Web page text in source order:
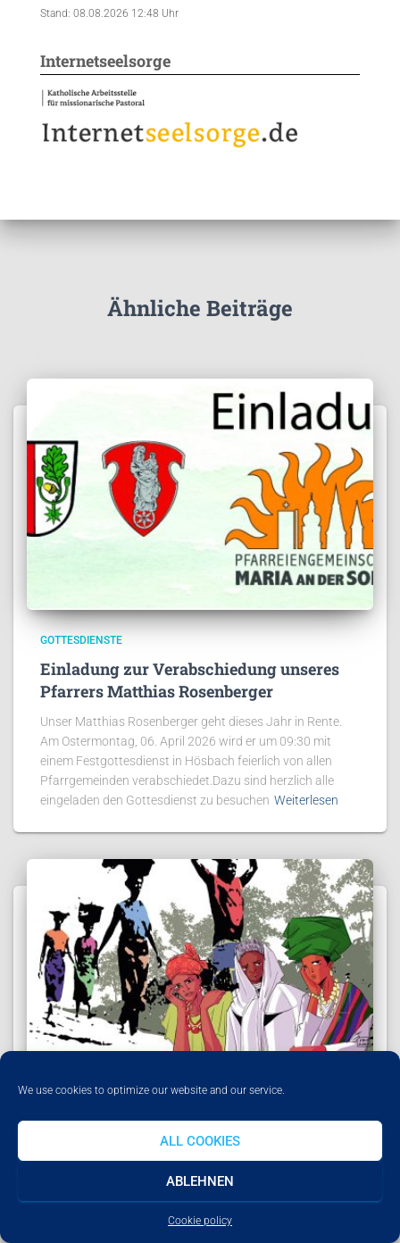
We use cookies to optimize our website and our service.
ALL COOKIES
ABLEHNEN
Cookie policy
Stand: 08.08.2026 12:48 Uhr
Internetseelsorge
Ähnliche Beiträge
GOTTESDIENSTE
Einladung zur Verabschiedung unseres
Pfarrers Matthias Rosenberger
Unser Matthias Rosenberger geht dieses Jahr in Rente.
Am Ostermontag, 06. April 2026 wird er um 09:30 mit
einem Festgottesdienst in Hösbach feierlich von allen
Pfarrgemeinden verabschiedet.Dazu sind herzlich alle
eingeladen den Gottesdienst zu besuchen Weiterlesen
ALLGEMEIN
Weltgebetstag 2026
In diesem Jahr feiern wir den Weltgebetstag amFreitag,
06.03.26, um 19 Uhr in Goldbach, St. Maria Immaculata,